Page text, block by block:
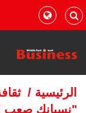
الرئيسية /
"نسيانك صعب